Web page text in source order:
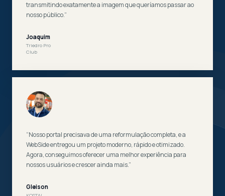
transmitindo exatamente a imagem que queríamos passar ao
nosso público.”
Joaquim
Triedro Pro
Club
“Nosso portal precisava de uma reformulação completa, e a
WebSide entregou um projeto moderno, rápido e otimizado.
Agora, conseguimos oferecer uma melhor experiência para
nossos usuários e crescer ainda mais.”
Gleison